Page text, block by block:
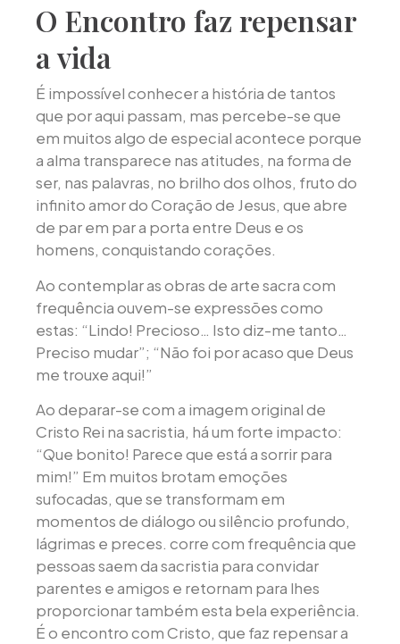
O Encontro faz repensar
a vida
É impossível conhecer a história de tantos
que por aqui passam, mas percebe-se que
em muitos algo de especial acontece porque
a alma transparece nas atitudes, na forma de
ser, nas palavras, no brilho dos olhos, fruto do
infinito amor do Coração de Jesus, que abre
de par em par a porta entre Deus e os
homens, conquistando corações.
Ao contemplar as obras de arte sacra com
frequência ouvem-se expressões como
estas: “Lindo! Precioso… Isto diz-me tanto…
Preciso mudar”; “Não foi por acaso que Deus
me trouxe aqui!”
Ao deparar-se com a imagem original de
Cristo Rei na sacristia, há um forte impacto:
“Que bonito! Parece que está a sorrir para
mim!” Em muitos brotam emoções
sufocadas, que se transformam em
momentos de diálogo ou silêncio profundo,
lágrimas e preces. corre com frequência que
pessoas saem da sacristia para convidar
parentes e amigos e retornam para lhes
proporcionar também esta bela experiência.
É o encontro com Cristo, que faz repensar a